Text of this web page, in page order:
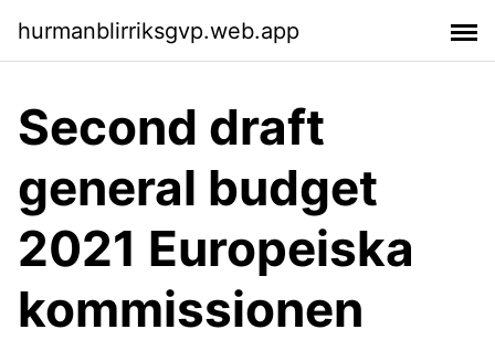
hurmanblirriksgvp.web.app
Second draft
general budget
2021 Europeiska
kommissionen